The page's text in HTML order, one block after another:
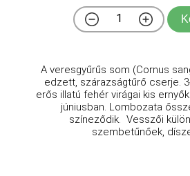
A veresgyűrűs som (Cornus
edzett, szárazságtűrő cserje.
erős illatú fehér virágai kis
júniusban. Lombozata
színeződik. Vesszői
szembetűnőek,